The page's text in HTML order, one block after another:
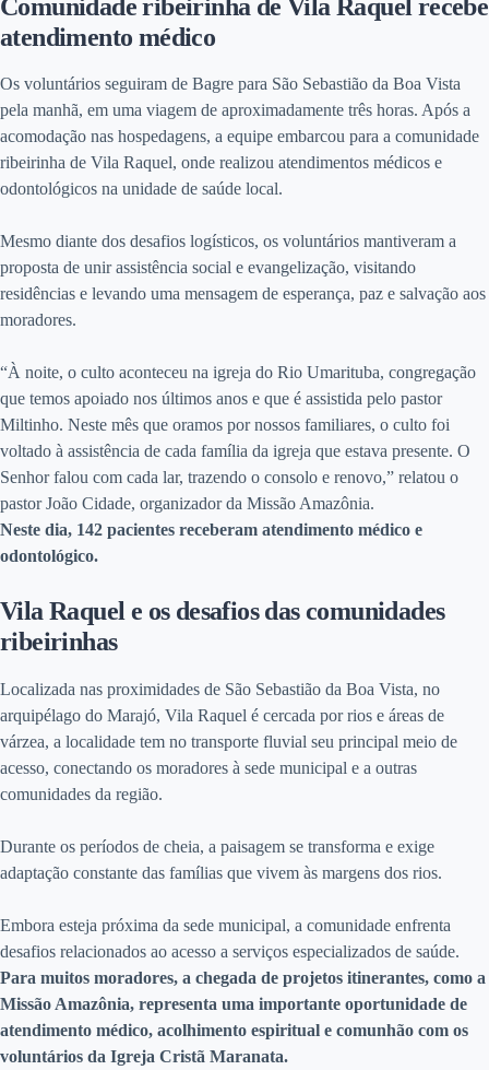
Comunidade ribeirinha de Vila Raquel recebe
atendimento médico
Os voluntários seguiram de Bagre para São Sebastião da Boa Vista
pela manhã, em uma viagem de aproximadamente três horas. Após a
acomodação nas hospedagens, a equipe embarcou para a comunidade
ribeirinha de Vila Raquel, onde realizou atendimentos médicos e
odontológicos na unidade de saúde local.
Mesmo diante dos desafios logísticos, os voluntários mantiveram a
proposta de unir assistência social e evangelização, visitando
residências e levando uma mensagem de esperança, paz e salvação aos
moradores.
“À noite, o culto aconteceu na igreja do Rio Umarituba, congregação
que temos apoiado nos últimos anos e que é assistida pelo pastor
Miltinho. Neste mês que oramos por nossos familiares, o culto foi
voltado à assistência de cada família da igreja que estava presente. O
Senhor falou com cada lar, trazendo o consolo e renovo,” relatou o
pastor João Cidade, organizador da Missão Amazônia.
Neste dia, 142 pacientes receberam atendimento médico e
odontológico.
Vila Raquel e os desafios das comunidades
ribeirinhas
Localizada nas proximidades de São Sebastião da Boa Vista, no
arquipélago do Marajó, Vila Raquel é cercada por rios e áreas de
várzea, a localidade tem no transporte fluvial seu principal meio de
acesso, conectando os moradores à sede municipal e a outras
comunidades da região.
Durante os períodos de cheia, a paisagem se transforma e exige
adaptação constante das famílias que vivem às margens dos rios.
Embora esteja próxima da sede municipal, a comunidade enfrenta
desafios relacionados ao acesso a serviços especializados de saúde.
Para muitos moradores, a chegada de projetos itinerantes, como a
Missão Amazônia, representa uma importante oportunidade de
atendimento médico, acolhimento espiritual e comunhão com os
voluntários da Igreja Cristã Maranata.